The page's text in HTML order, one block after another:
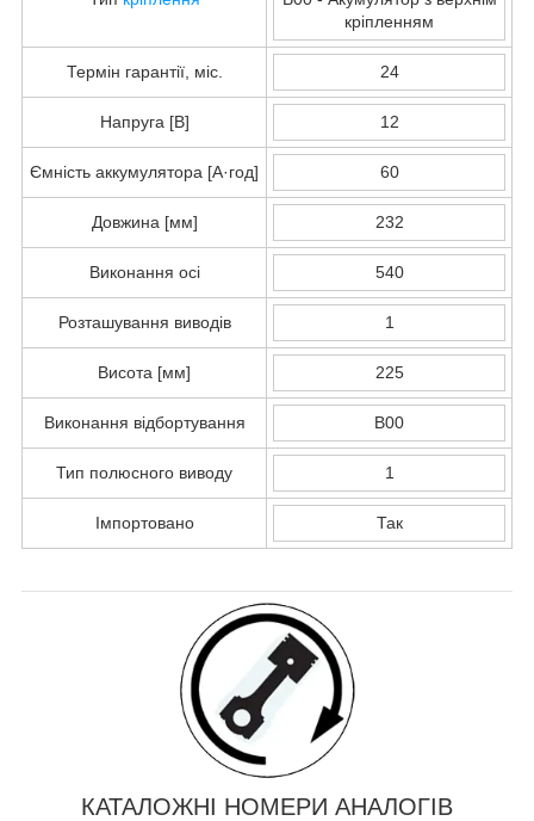
кріпленням
Термін гарантії, міс. 24
Напруга [В] 12
Ємність аккумулятора [А·год] 60
Довжина [мм] 232
Виконання осі 540
Розташування виводів 1
Висота [мм] 225
Виконання відбортування B00
Тип полюсного виводу 1
Імпортовано Так
КАТАЛОЖНІ НОМЕРИ АНАЛОГІВ